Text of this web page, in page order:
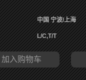
中国 宁波/上海
L/C,T/T
加入购物车